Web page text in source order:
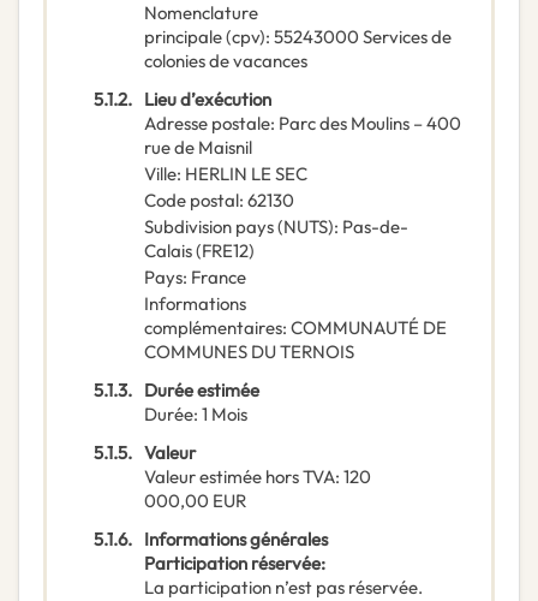
Nomenclature
principale(cpv): 55243000 Services de
colonies de vacances
5.1.2. Lieu d’exécution
Adresse postale: Parc des Moulins – 400
rue de Maisnil
Ville: HERLIN LE SEC
Code postal: 62130
Subdivision pays (NUTS): Pas-de-
Calais(FRE12)
Pays: France
Informations
complémentaires: COMMUNAUTÉ DE
COMMUNES DU TERNOIS
5.1.3. Durée estimée
Durée: 1 Mois
5.1.5. Valeur
Valeur estimée hors TVA: 120
000,00 EUR
5.1.6. Informations générales
Participation réservée:
La participation n’est pas réservée.